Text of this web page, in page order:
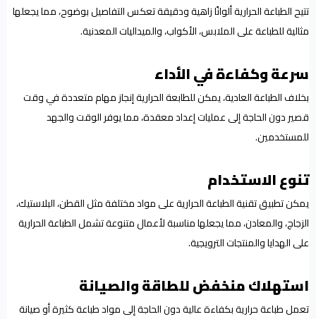
تتيح الطباعة الحرارية ألوانًا زاهية ودقيقة تعكس التفاصيل بوضوح، مما يجعلها
مثالية للطباعة على الملابس، الأكواب، والميداليات المعدنية.
سرعة وكفاءة في الأداء
بخلاف الطباعة العادية، يمكن للطابعة الحرارية إنجاز مهام متعددة في وقت
قصير دون الحاجة إلى عمليات إعداد معقدة، مما يوفر الوقت والجهد
للمستخدمين.
تنوع الاستخدام
يمكن تطبيق تقنية الطباعة الحرارية على مواد مختلفة مثل القطن، البلاستيك،
الزجاج، والمعادن، مما يجعلها مناسبة لأعمال متنوعة تشمل الطباعة الحرارية
على الهدايا والمنتجات الترويجية.
استهلاك منخفض للطاقة والصيانة
تعمل طباعة حرارية بكفاءة عالية دون الحاجة إلى مواد طباعة كثيرة أو صيانة